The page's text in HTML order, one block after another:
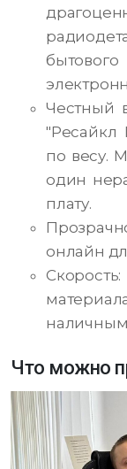
Честный
"Ресайкл
по весу.
один
плату.
онлайн
Что можно